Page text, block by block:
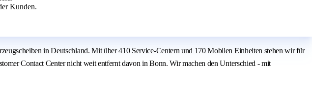
Kunden.
in Deutschland. Mit über 410 Service-Centern und 170 Mobilen Einheiten stehen wir für
Contact Center nicht weit entfernt davon in Bonn. Wir machen den Unterschied - mit